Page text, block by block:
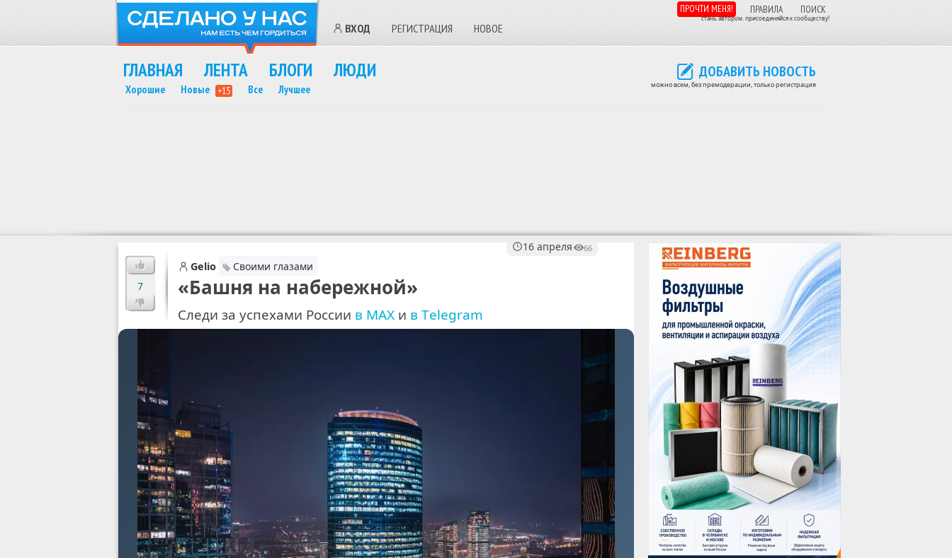
ВХОД РЕГИСТРАЦИЯ НОВОЕ
ПРОЧТИ МЕНЯ! ПРАВИЛА ПОИСК
стань автором. присоединяйся к сообществу!
ДОБАВИТЬ НОВОСТЬ
можно всем, без премодерации, только регистрация
ГЛАВНАЯ ЛЕНТА БЛОГИ ЛЮДИ
Хорошие Новые +15 Все Лучшее
16 апреля 66
7
Gelio Своими глазами
«Башня на набережной»
Следи за успехами России в MAX и в Telegram